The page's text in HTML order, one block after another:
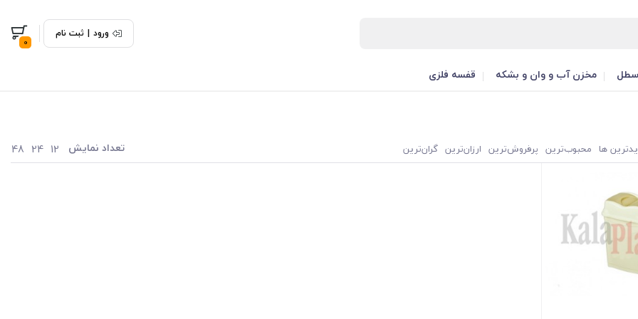
ورود | ثبت نام
0
سطل مخزن آب و وان و بشکه قفسه فلزی
ها محبوب‌‌ترین پرفروش‌ترین ارزان‌ترین گران‌ترین تعداد نمایش 12
24
48